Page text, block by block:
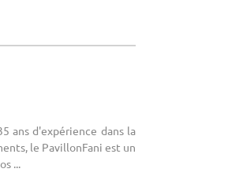
ans d'expérience dans la
le PavillonFani est un
...